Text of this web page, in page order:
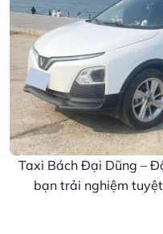
Taxi Bách Đại Dũng –
bạn trải nghiệm